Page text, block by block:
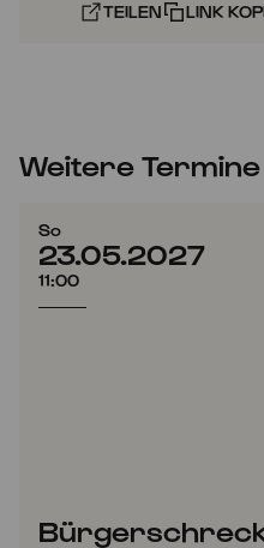
TEILEN LINK
Weitere Termine
So
23.05.2027
11:00